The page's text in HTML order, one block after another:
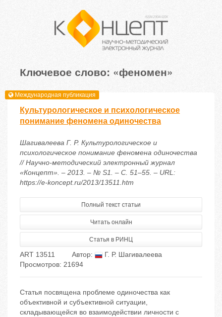
Ключевое слово: «феномен»
Международная публикация
Культурологическое и психологическое
понимание феномена одиночества
Шагивалеева Г. Р. Культурологическое и
психологическое понимание феномена одиночества
// Научно-методический электронный журнал
«Концепт». – 2013. – № S1. – С. 51–55. – URL:
https://e-koncept.ru/2013/13511.htm
Полный текст статьи
Читать онлайн
Статья в РИНЦ
ART 13511 Автор:
Г. Р. Шагивалеева
Просмотров: 21694
Статья посвящена проблеме одиночества как
объективной и субъективной ситуации,
складывающейся во взаимодействии личности с